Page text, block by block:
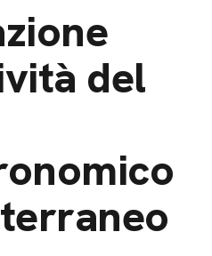
del
Campagne
Libri e
Docufilm
e blog progetti